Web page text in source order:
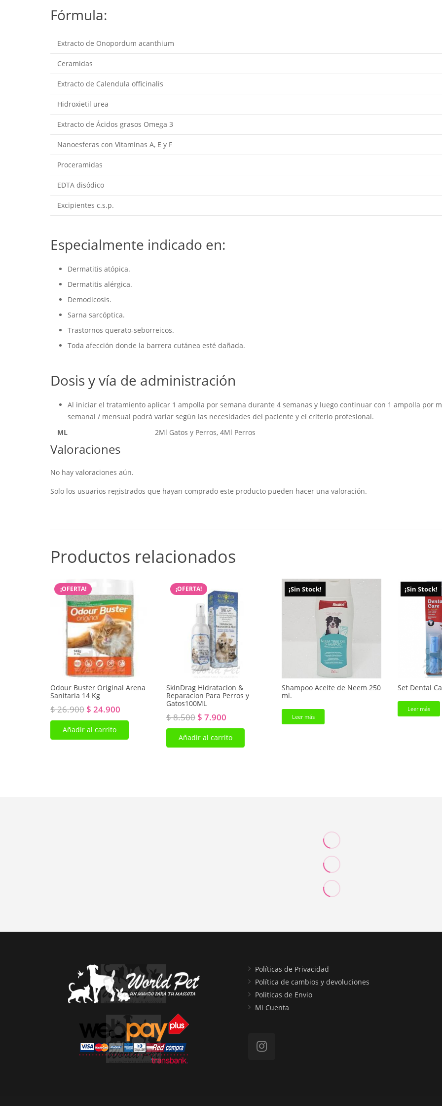
Fórmula:
Extracto de Onopordum acanthium
Ceramidas
Extracto de Calendula officinalis
Hidroxietil urea
Extracto de Ácidos grasos Omega 3
Nanoesferas con Vitaminas A, E y F
Proceramidas
EDTA disódico
Excipientes c.s.p.
Especialmente indicado en:
Dermatitis atópica.
Dermatitis alérgica.
Demodicosis.
Sarna sarcóptica.
Trastornos querato-seborreicos.
Toda afección donde la barrera cutánea esté dañada.
Dosis y vía de administración
Al iniciar el tratamiento aplicar 1 ampolla por semana durante 4 semanas y luego continuar con 1 ampolla por
semanal / mensual podrá variar según las necesidades del paciente y el criterio profesional.
ML
2Ml Gatos y Perros, 4Ml Perros
Valoraciones
No hay valoraciones aún.
Solo los usuarios registrados que hayan comprado este producto pueden hacer una valoración.
Productos relacionados
¡OFERTA!
Odour Buster Original Arena
Sanitaria 14 Kg
$26.900 El
precio
original
era:
$ 24.900
precio
es:
Añadir al carrito
¡OFERTA!
SkinDrag Hidratacion &
Reparacion Para Perros y
Gatos100ML
$8.500 El
precio
original
era:
$ 7.900El
precio
actual
es:
Añadir al carrito
¡Sin Stock!
Shampoo Aceite de Neem 250
ml.
Leer más
¡Sin Stock!
Set Dental
Leer más
Políticas de Privacidad
Política de cambios y devoluciones
Politicas de Envio
Mi Cuenta